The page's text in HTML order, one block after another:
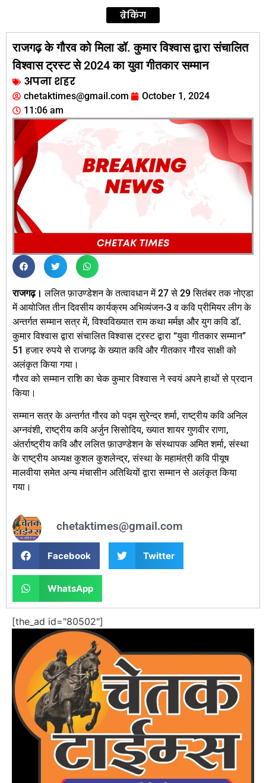
ब्रेकिंग
राजगढ़ के गौरव को मिला डॉ. कुमार विश्वास द्वारा संचालित
विश्वास ट्रस्ट से 2024 का युवा गीतकार सम्मान
अपना शहर
chetaktimes@gmail.com
October 1, 2024
11:06 am
राजगढ़।ललित फ़ाउण्डेशन के तत्वावधान में 27 से 29 सितंबर तक नोएडा
में आयोजित तीन दिवसीय कार्यक्रम अभिव्यंजन-3 व कवि प्रीमियर लीग के
अन्तर्गत सम्मान सत्र में, विश्वविख्यात राम कथा मर्मज्ञ और युग कवि डॉ.
कुमार विश्वास द्वारा संचालित विश्वास ट्रस्ट द्वारा “युवा गीतकार सम्मान”
51 हजार रुपये से राजगढ़ के ख्यात कवि और गीतकार गौरव साक्षी को
अलंकृत किया गया।
गौरव को सम्मान राशि का चेक कुमार विश्वास ने स्वयं अपने हाथों से प्रदान
किया।
सम्मान सत्र के अन्तर्गत गौरव को पद्म सुरेन्द्र शर्मा, राष्ट्रीय कवि अनिल
अग्नवंशी, राष्ट्रीय कवि अर्जुन सिसोदिय, ख्यात शायर गुणवीर राणा,
अंतर्राष्ट्रीय कवि और ललित फ़ाउण्डेशन के संस्थापक अमित शर्मा, संस्था
के राष्ट्रीय अध्यक्ष कुशल कुशलेन्द्र, संस्था के महामंत्री कवि पीयूष
मालवीया समेत अन्य मंचासीन अतिथियों द्वारा सम्मान से अलंकृत किया
गया।
chetaktimes@gmail.com
Facebook Twitter
WhatsApp
[the_ad id="80502"]